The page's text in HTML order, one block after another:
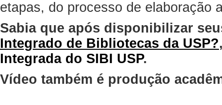
etapas, do processo de elaboração
Sabia que após disponibilizar
Integrado de Bibliotecas da USP?
Integrada do SIBI USP.
Vídeo também é produção